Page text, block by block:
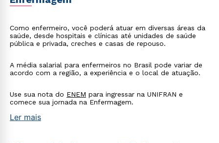
Como enfermeiro, você poderá atuar em diversas áreas da
saúde, desde hospitais e clínicas até unidades de saúde
pública e privada, creches e casas de repouso.
A média salarial para enfermeiros no Brasil pode variar de
acordo com a região, a experiência e o local de atuação.
Use sua nota do ENEM para ingressar na UNIFRAN e
comece sua jornada na Enfermagem.
Ler mais